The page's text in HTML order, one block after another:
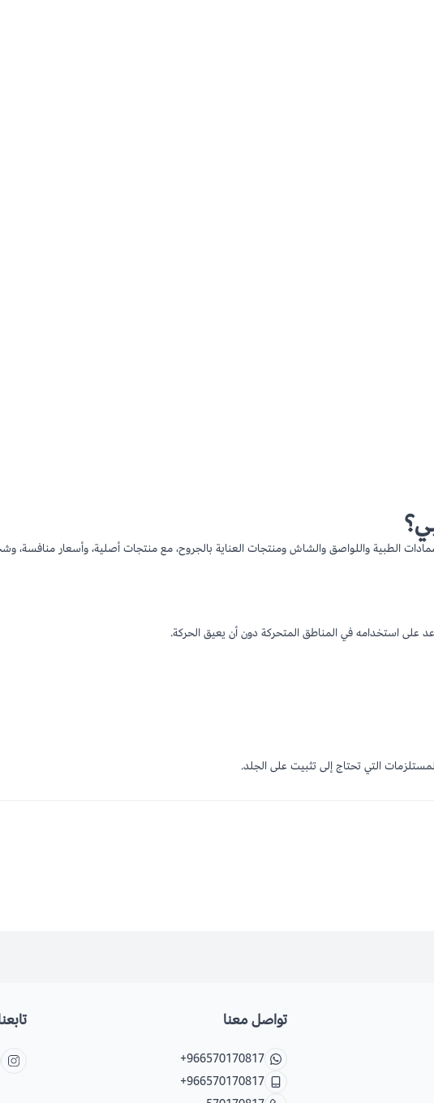
الطبية واللواصق والشاش ومنتجات العناية بالجروح، مع منتجات أصلية، وأسعار منافسة،
على استخدامه في المناطق المتحركة دون أن يعيق الحركة.
التي تحتاج إلى تثبيت على الجلد.
تواصل معنا
+966570170817
+966570170817